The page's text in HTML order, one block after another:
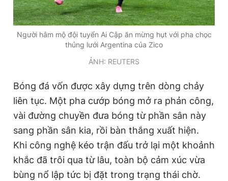
Người hâm mộ đội tuyển Ai Cập ăn mừng hụt với pha chọc
thủng lưới Argentina của Zico
ẢNH: REUTERS
Bóng đá vốn được xây dựng trên dòng chảy
liên tục. Một pha cướp bóng mở ra phản công,
vài đường chuyền đưa bóng từ phần sân này
sang phần sân kia, rồi bàn thắng xuất hiện.
Khi công nghệ kéo trận đấu trở lại một khoảnh
khắc đã trôi qua từ lâu, toàn bộ cảm xúc vừa
bùng nổ lập tức bị đặt trong trạng thái chờ.